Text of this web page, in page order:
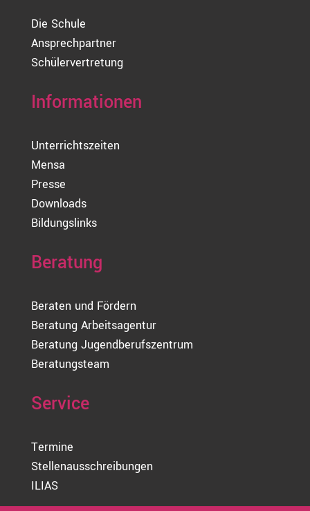
Die Schule
Ansprechpartner
Schülervertretung
Informationen
Unterrichtszeiten
Mensa
Presse
Downloads
Bildungslinks
Beratung
Beraten und Fördern
Beratung Arbeitsagentur
Beratung Jugendberufszentrum
Beratungsteam
Service
Termine
Stellenausschreibungen
ILIAS